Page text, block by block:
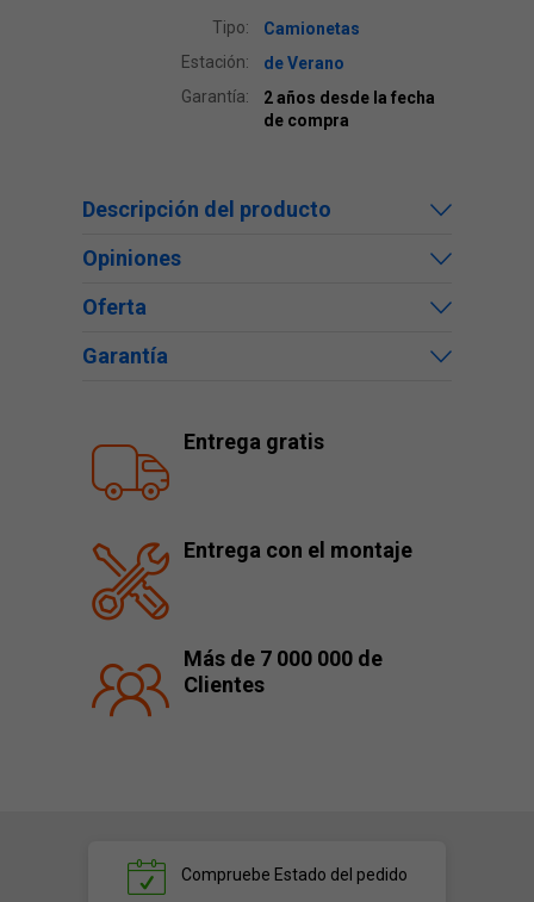
Tipo:
Camionetas
Estación:
de Verano
Garantía:
2 años desde la fecha
de compra
Descripción del producto
Opiniones
Oferta
Garantía
Entrega gratis
Entrega con el montaje
Más de 7 000 000 de
Clientes
Compruebe Estado del pedido